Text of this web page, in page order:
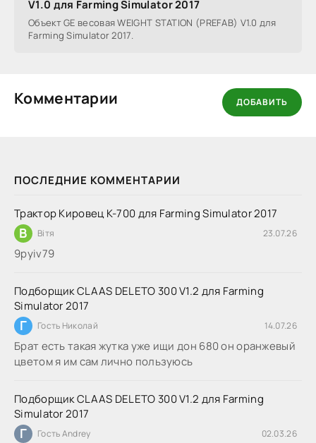
ПОСЛЕДНИЕ КОММЕНТАРИИ
Трактор Кировец К-700 для Farming Simulator 2017
В Вітя 23.07.26
9руіv79
Подборщик CLAAS DELETO 300 V1.2 для Farming
Simulator 2017
Г Гость Николай 14.07.26
Брат есть такая жутка уже ищи дон 680 он оранжевый
цветом я им сам лично пользуюсь
Подборщик CLAAS DELETO 300 V1.2 для Farming
Simulator 2017
Г Гость Andrey 02.03.26
V1.0 для Farming Simulator 2017
Объект GE весовая WEIGHT STATION (PREFAB) V1.0 для
Farming Simulator 2017.
Комментарии ДОБАВИТЬ